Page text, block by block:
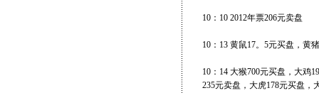
10：10 2012年票206元卖盘
10：13 黄鼠17。5元买盘，黄
10：14 大猴700元买盘，大鸡
235元卖盘，大虎178元买盘，